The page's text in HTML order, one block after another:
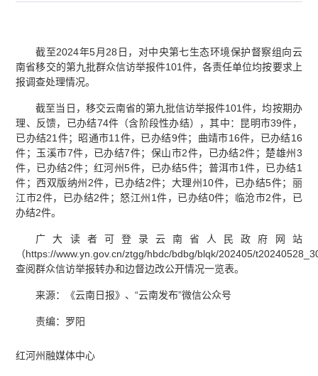
截至2024年5月28日，对中央第七生态环境保护督察组向云
南省移交的第九批群众信访举报件101件，各责任单位均按要求上
报调查处理情况。
截至当日，移交云南省的第九批信访举报件101件，均按期办
理、反馈，已办结74件（含阶段性办结），其中：昆明市39件，
已办结21件；昭通市11件，已办结9件；曲靖市16件，已办结16
件；玉溪市7件，已办结7件；保山市2件，已办结2件；楚雄州3
件，已办结2件；红河州5件，已办结5件；普洱市1件，已办结1
件；西双版纳州2件，已办结2件；大理州10件，已办结5件；丽
江市2件，已办结2件；怒江州1件，已办结0件；临沧市2件，已
办结2件。
广大读者可登录云南省人民政府网站
（https://www.yn.gov.cn/ztgg/hbdc/bdbg/blqk/202405/
查阅群众信访举报转办和边督边改公开情况一览表。
来源：《云南日报》、“云南发布”微信公众号
责编：罗阳
红河州融媒体中心